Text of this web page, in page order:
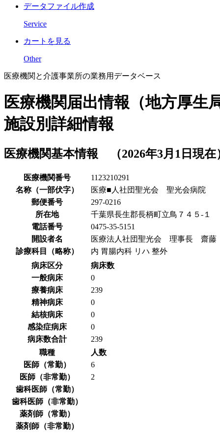
データファイル作成
Service
カートを見る
Other
医療機関と介護事業所の業務用データベース
医療機関届出情報（地方厚生
施設別詳細情報
医療機関基本情報 （2026年3月1日現在
医療機関番号
1123210291
名称（一部伏字）
医療■人社団聖光会 聖光会病院
郵便番号
297-0216
所在地
千葉県長生郡長柄町立鳥７４５‐１
電話番号
0475-35-5151
開設者名
医療法人社団聖光会 理事長 齋
診療科目（略称）
内 胃腸内科 リハ 整外
病床区分
病床数
一般病床
0
療養病床
239
精神病床
0
結核病床
0
感染症病床
0
病床数合計
239
職種
人数
医師（常勤）
6
医師（非常勤）
2
歯科医師（常勤）
歯科医師（非常勤）
薬剤師（常勤）
薬剤師（非常勤）